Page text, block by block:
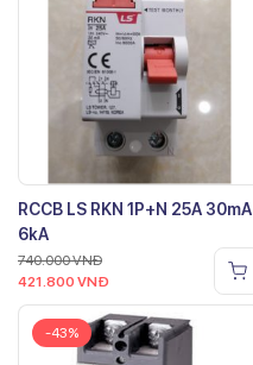
RCCB LS RKN 1P+N 25A 30mA
6kA
740.000VNĐ
421.800 VNĐ
-43%